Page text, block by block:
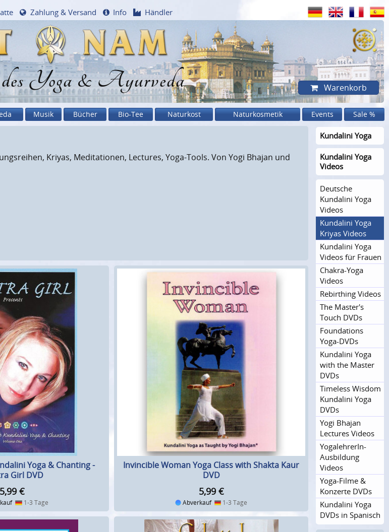
Yoga & Ayurveda
Zahlung & Versand Info Händler
Warenkorb
Musik Bücher Bio-Tee Naturkost Naturkosmetik Events Sale %
Kriyas, Meditationen, Lectures, Yoga-Tools. Von Yogi Bhajan und
Yoga & Chanting -
Girl DVD
5,99 €
1-3 Tage
Invincible Woman Yoga Class with Shakta Kaur
DVD
5,99 €
Abverkauf 1-3 Tage
Kundalini Yoga
Kundalini Yoga
Videos
Deutsche
Kundalini Yoga
Videos
Kundalini Yoga
Kriyas Videos
Kundalini Yoga
Videos für Frauen
Chakra-Yoga
Videos
Rebirthing Videos
The Master's
Touch DVDs
Foundations
Yoga-DVDs
Kundalini Yoga
with the Master
DVDs
Timeless Wisdom
Kundalini Yoga
DVDs
Yogi Bhajan
Lectures Videos
Yogalehre­rIn-
Ausbildung
Videos
Yoga-Filme &
Konzerte DVDs
Kundalini Yoga
DVDs in Spanisch